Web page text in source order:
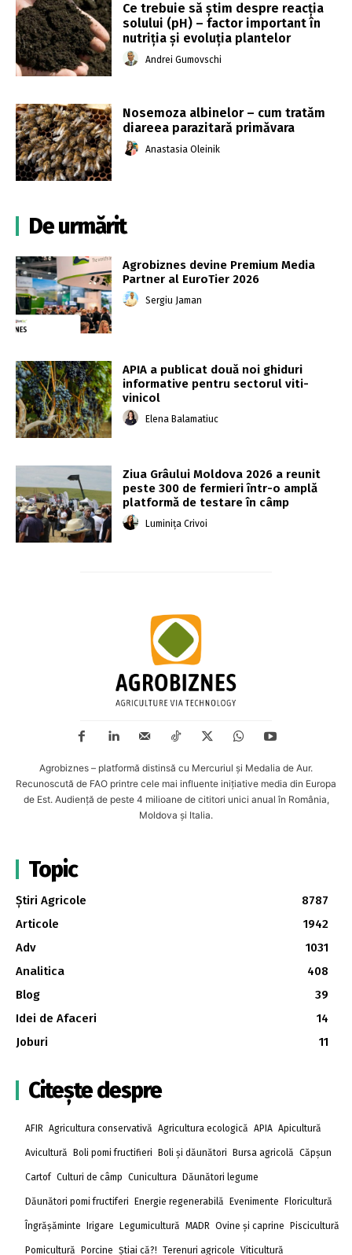
Ce trebuie să știm despre reacția
solului (pH) – factor important în
nutriția și evoluția plantelor
Andrei Gumovschi
Nosemoza albinelor – cum tratăm
diareea parazitară primăvara
Anastasia Oleinik
De urmărit
Agrobiznes devine Premium Media
Partner al EuroTier 2026
Sergiu Jaman
APIA a publicat două noi ghiduri
informative pentru sectorul viti-
vinicol
Elena Balamatiuc
Ziua Grâului Moldova 2026 a reunit
peste 300 de fermieri într-o amplă
platformă de testare în câmp
Luminița Crivoi
Agrobiznes – platformă distinsă cu Mercuriul și Medalia de Aur.
Recunoscută de FAO printre cele mai influente inițiative media din Europa
de Est. Audiență de peste 4 milioane de cititori unici anual în România,
Moldova și Italia.
Topic
Știri Agricole
8787
Articole
1942
Adv
1031
Analitica
408
Blog
39
Idei de Afaceri
14
Joburi
11
Citește despre
AFIR Agricultura conservativă Agricultura ecologică APIA Apicultură
Avicultură Boli pomi fructifieri Boli și dăunători Bursa agricolă Căpșun
Cartof Culturi de câmp Cunicultura Dăunători legume
Dăunători pomi fructiferi Energie regenerabilă Evenimente Floricultură
Îngrășăminte Irigare Legumicultură MADR Ovine și caprine Piscicultură
Pomicultură Porcine Știai că?! Terenuri agricole Viticultură